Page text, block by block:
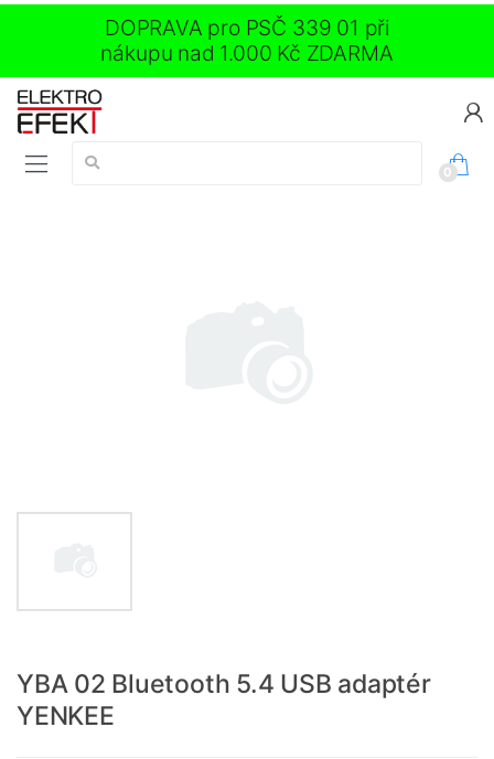
DOPRAVA pro PSČ 339 01 při
nákupu nad 1.000 Kč ZDARMA
Vyhledávání:
0
YBA 02 Bluetooth 5.4 USB adaptér
YENKEE